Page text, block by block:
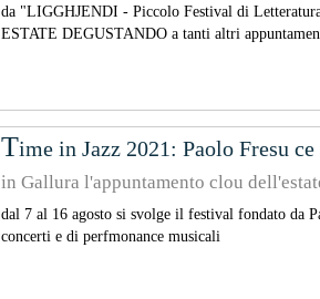
da "LIGGHJENDI - Piccolo Festival di
ESTATE DEGUSTANDO a tanti altri
Time in Jazz 2021: Paolo Fresu ce
in Gallura l'appuntamento clou
dal 7 al 16 agosto si svolge il festival fondato da
concerti e di perfmonance musicali